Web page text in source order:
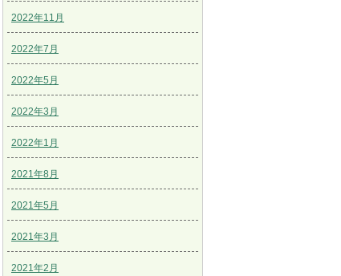
2022年11月
2022年7月
2022年5月
2022年3月
2022年1月
2021年8月
2021年5月
2021年3月
2021年2月